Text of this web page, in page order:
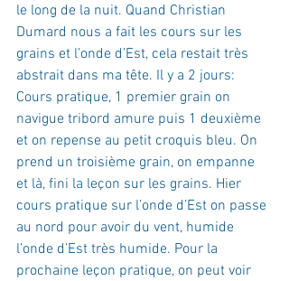
le long de la nuit. Quand Christian
Dumard nous a fait les cours sur les
grains et l’onde d’Est, cela restait très
abstrait dans ma tête. Il y a 2 jours:
Cours pratique, 1 premier grain on
navigue tribord amure puis 1 deuxième
et on repense au petit croquis bleu. On
prend un troisième grain, on empanne
et là, fini la leçon sur les grains. Hier
cours pratique sur l’onde d’Est on passe
au nord pour avoir du vent, humide
l’onde d’Est très humide. Pour la
prochaine leçon pratique, on peut voir